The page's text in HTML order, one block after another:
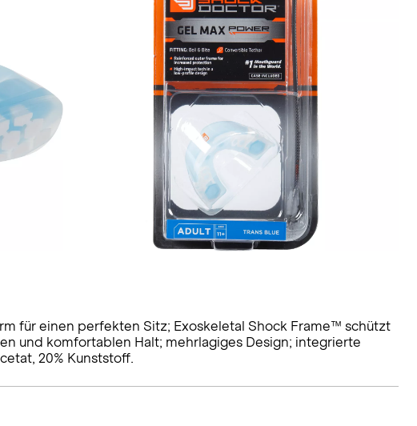
für einen perfekten Sitz; Exoskeletal Shock Frame™ schützt
und komfortablen Halt; mehrlagiges Design; integrierte
20% Kunststoff.